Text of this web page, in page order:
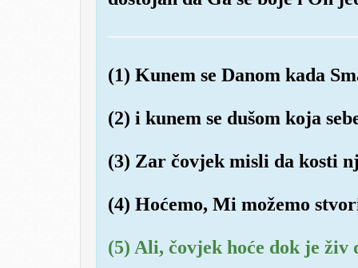
(1) Kunem se Danom kada
(2) i kunem se dušom koja
(3) Zar čovjek misli da kosti
(4) Hoćemo, Mi možemo
(5) Ali, čovjek hoće dok je živ